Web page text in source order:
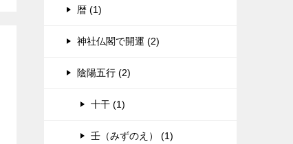
暦 (1)
神社仏閣で開運 (2)
陰陽五行 (2)
十干 (1)
壬（みずのえ） (1)